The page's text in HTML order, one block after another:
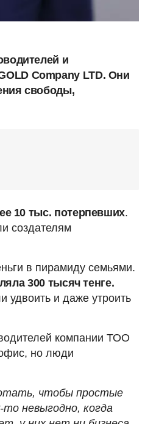
и
Company LTD. Они
свободы,
10 тыс. потерпевших.
создателям
в пирамиду семьями.
300 тысяч тенге.
удвоить и даже утроить
компании ТОО
но люди
чтобы простые
невыгодно, когда